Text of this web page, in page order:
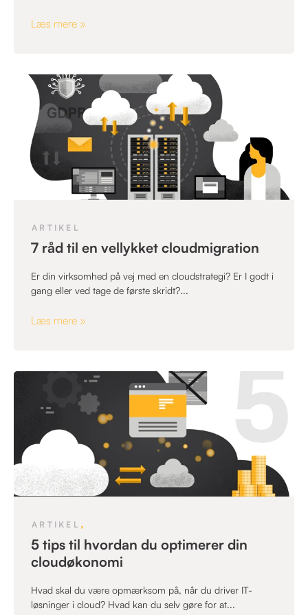
Læs mere »
ARTIKEL
7 råd til en vellykket cloudmigration
Er din virksomhed på vej med en cloudstrategi? Er I godt i
gang eller ved tage de første skridt?...
Læs mere »
ARTIKEL ,
5 tips til hvordan du optimerer din
cloudøkonomi
Hvad skal du være opmærksom på, når du driver IT-
løsninger i cloud? Hvad kan du selv gøre for at...